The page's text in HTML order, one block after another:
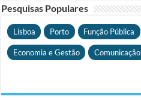
Pesquisas Populares
Lisboa Porto Função Pública
Economia e Gestão Comunicação